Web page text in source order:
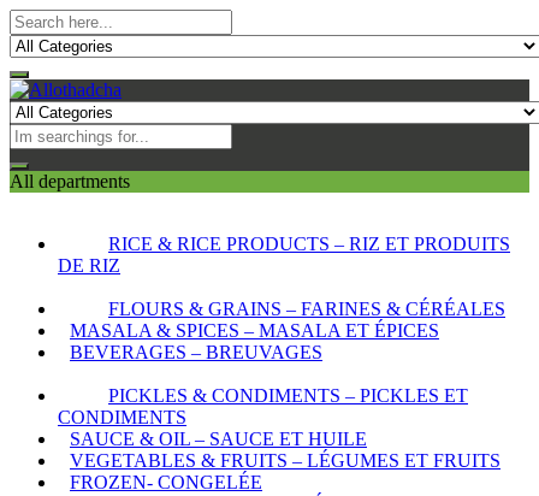
All departments
RICE & RICE PRODUCTS – RIZ ET PRODUITS
DE RIZ
FLOURS & GRAINS – FARINES & CÉRÉALES
MASALA & SPICES – MASALA ET ÉPICES
BEVERAGES – BREUVAGES
PICKLES & CONDIMENTS – PICKLES ET
CONDIMENTS
SAUCE & OIL – SAUCE ET HUILE
VEGETABLES & FRUITS – LÉGUMES ET FRUITS
FROZEN- CONGELÉE